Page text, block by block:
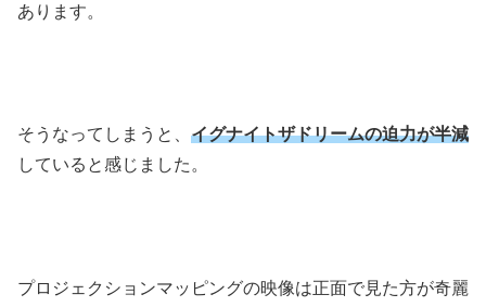
あります。
そうなってしまうと、 イグナイトザドリームの迫力が半減
していると感じました。
プロジェクションマッピングの映像は正面で見た方が奇麗